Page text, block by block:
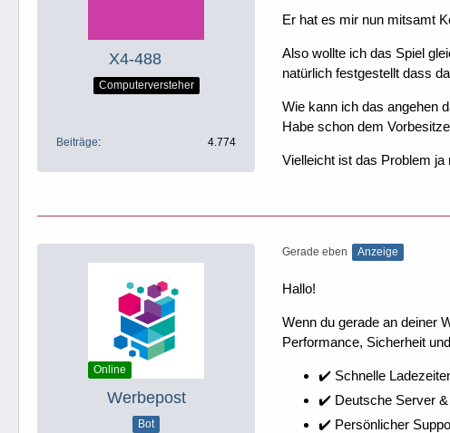
X4-488
Computerversteher
Beiträge 4.774
Er hat es mir nun mitsamt
Also wollte ich das Spiel
natürlich festgestellt dass
Wie kann ich das angehen
Habe schon dem
Vielleicht ist das Problem
Online
Werbepost
Bot
Gerade eben Anzeige
Hallo!
Wenn du gerade an deiner
Performance, Sicherheit
✔️ Schnelle
✔️ Deutsche Server
✔️ Persönlicher